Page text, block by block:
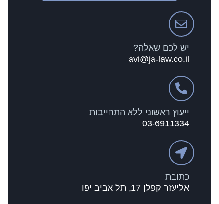
יש לכם שאלה?
avi@ja-law.co.il
ייעוץ ראשוני ללא התחייבות
03-6911334
כתובת
אליעזר קפלן 17, תל אביב יפו